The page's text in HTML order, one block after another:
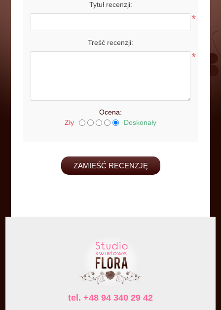
Tytuł recenzji:
*
Treść recenzji:
*
Ocena:
Zły
Doskonały
tel. +48 94 340 29 42